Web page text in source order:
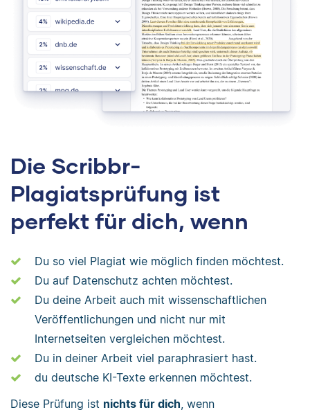
Die Scribbr-
Plagiatsprüfung ist
perfekt für dich, wenn
Du so viel Plagiat wie möglich finden möchtest.
Du auf Datenschutz achten möchtest.
Du deine Arbeit auch mit wissenschaftlichen
Veröffentlichungen und nicht nur mit
Internetseiten vergleichen möchtest.
Du in deiner Arbeit viel paraphrasiert hast.
du deutsche KI-Texte erkennen möchtest.
Diese Prüfung ist nichts für dich, wenn